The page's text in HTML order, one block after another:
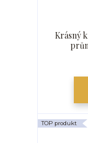
Krásný
TOP produkt